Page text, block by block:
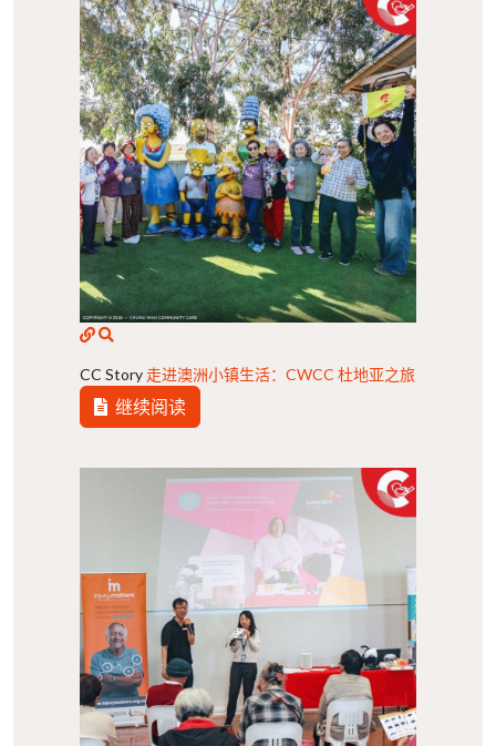
CC Story走进澳洲小镇生活：CWCC 杜地亚之旅
继续阅读